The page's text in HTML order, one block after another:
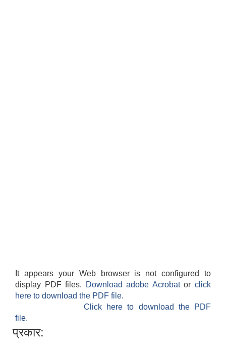
It appears your Web browser is not configured to
display PDF files.
Download adobe Acrobatorclick
here to download the PDF file.
Click here to download the PDF
file.
प्रकार: